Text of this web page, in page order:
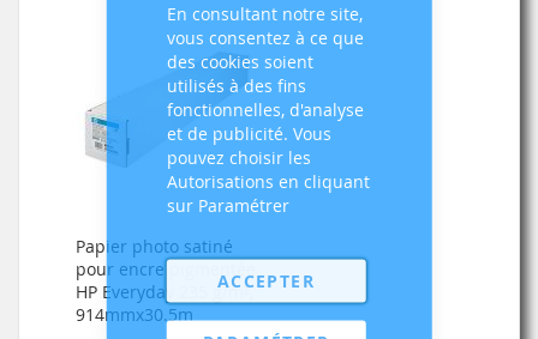
En consultant notre site,
vous consentez à ce que
des cookies soient
utilisés à des fins
fonctionnelles, d'analyse
et de publicité. Vous
pouvez choisir les
Autorisations en cliquant
sur Paramétrer
ACCEPTER
Papier photo satiné
pour encre pigmentée
HP Everyday 235 g/m²,
914mmx30.5m